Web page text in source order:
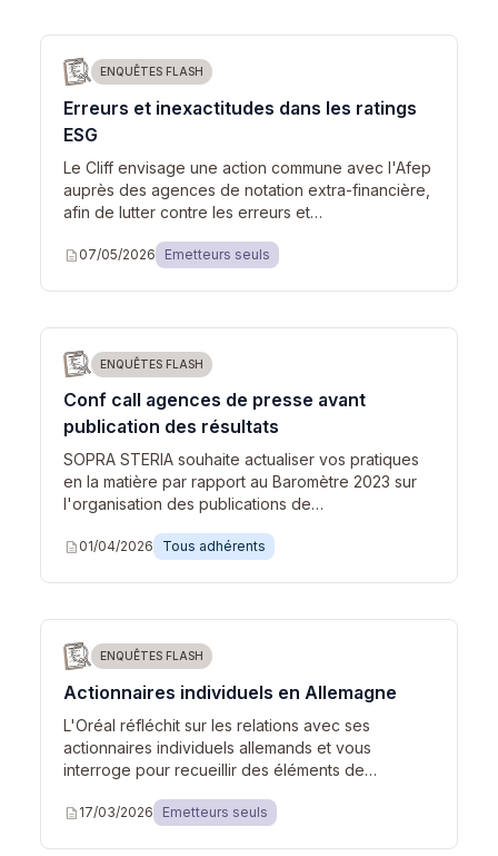
ENQUÊTES FLASH
Erreurs et inexactitudes dans les ratings
ESG
Le Cliff envisage une action commune avec l'Afep
auprès des agences de notation extra-financière,
afin de lutter contre les erreurs et…
description 07/05/2026 Emetteurs seuls
ENQUÊTES FLASH
Conf call agences de presse avant
publication des résultats
SOPRA STERIA souhaite actualiser vos pratiques
en la matière par rapport au Baromètre 2023 sur
l'organisation des publications de…
description 01/04/2026 Tous adhérents
ENQUÊTES FLASH
Actionnaires individuels en Allemagne
L'Oréal réfléchit sur les relations avec ses
actionnaires individuels allemands et vous
interroge pour recueillir des éléments de…
description 17/03/2026 Emetteurs seuls